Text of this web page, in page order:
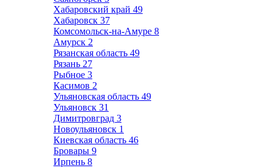
Хабаровский край 49
Хабаровск 37
Комсомольск-на-Амуре 8
Амурск 2
Рязанская область 49
Рязань 27
Рыбное 3
Касимов 2
Ульяновская область 49
Ульяновск 31
Димитровград 3
Новоульяновск 1
Киевская область 46
Бровары 9
Ирпень 8